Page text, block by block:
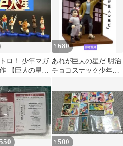
ロ！ 少年マガ
【巨人の星】
¥680
あれが巨人の星だ 明治
チョコスナック少年マ
550 ¥500